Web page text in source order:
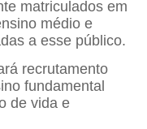
matriculados em
médio e
a esse público.
recrutamento
fundamental
de vida e